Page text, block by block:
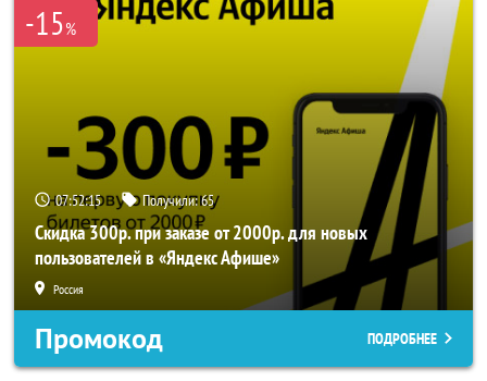
-15%
07:52:15 Получили:65
Скидка 300р. при заказе от 2000р. для новых
пользователей в «Яндекс Афише»
Россия
Промокод ПОДРОБНЕЕ